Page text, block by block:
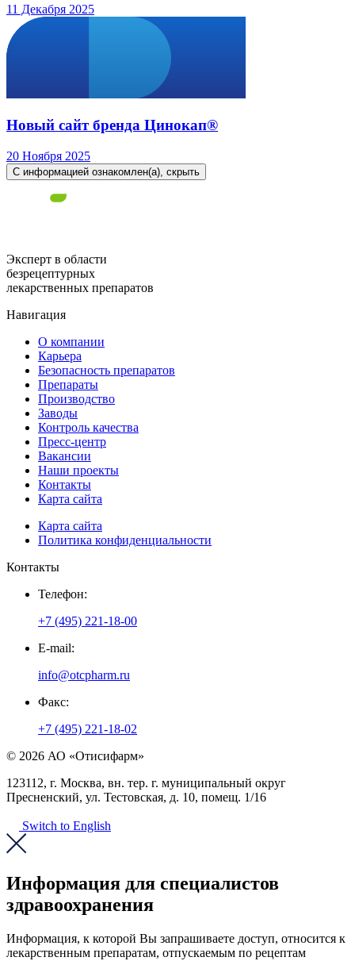
11 Декабря 2025
Новый сайт бренда Цинокап®
20 Ноября 2025
С информацией ознакомлен(а), скрыть
Эксперт в области
безрецептурных
лекарственных препаратов
Навигация
О компании
Карьера
Безопасность препаратов
Препараты
Производство
Заводы
Контроль качества
Пресс-центр
Вакансии
Наши проекты
Контакты
Карта сайта
Карта сайта
Политика конфиденциальности
Контакты
Телефон:
+7 (495) 221-18-00
E-mail:
info@otcpharm.ru
Факс:
+7 (495) 221-18-02
© 2026 АО «Отисифарм»
123112, г. Москва, вн. тер. г. муниципальный округ
Пресненский, ул. Тестовская, д. 10, помещ. 1/16
Switch to English
Информация для специалистов
здравоохранения
Информация, к которой Вы запрашиваете доступ, относится к
лекарственным препаратам, отпускаемым по рецептам